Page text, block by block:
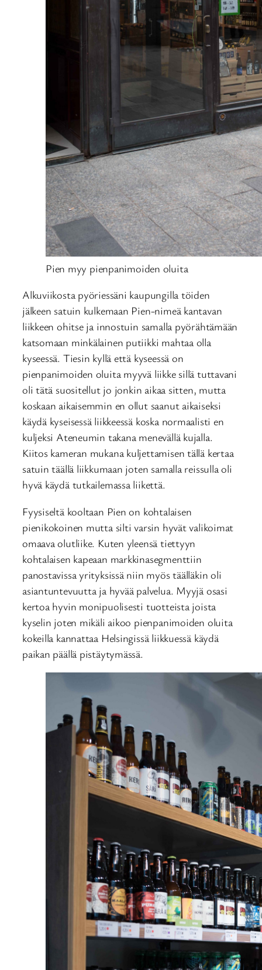
Pien myy pienpanimoiden oluita
Alkuviikosta pyöriessäni kaupungilla töiden
jälkeen satuin kulkemaan Pien-nimeä kantavan
liikkeen ohitse ja innostuin samalla pyörähtämään
katsomaan minkälainen putiikki mahtaa olla
kyseessä. Tiesin kyllä että kyseessä on
pienpanimoiden oluita myyvä liikke sillä tuttavani
oli tätä suositellut jo jonkin aikaa sitten, mutta
koskaan aikaisemmin en ollut saanut aikaiseksi
käydä kyseisessä liikkeessä koska normaalisti en
kuljeksi Ateneumin takana menevällä kujalla.
Kiitos kameran mukana kuljettamisen tällä kertaa
satuin täällä liikkumaan joten samalla reissulla oli
hyvä käydä tutkailemassa liikettä.
Fyysiseltä kooltaan Pien on kohtalaisen
pienikokoinen mutta silti varsin hyvät valikoimat
omaava olutliike. Kuten yleensä tiettyyn
kohtalaisen kapeaan markkinasegmenttiin
panostavissa yrityksissä niin myös täälläkin oli
asiantuntevuutta ja hyvää palvelua. Myyjä osasi
kertoa hyvin monipuolisesti tuotteista joista
kyselin joten mikäli aikoo pienpanimoiden oluita
kokeilla kannattaa Helsingissä liikkuessä käydä
paikan päällä pistäytymässä.